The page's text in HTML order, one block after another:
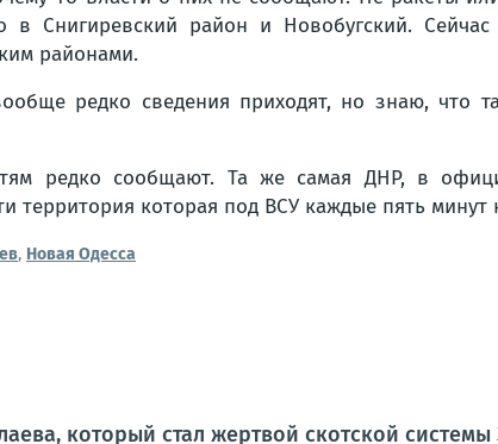
в Снигиревский район и Новобугский.
районами.
редко сведения приходят, но знаю, что
редко сообщают. Та же самая ДНР, в
территория которая под ВСУ каждые пять минут
, Новая Одесса
который стал жертвой скотской